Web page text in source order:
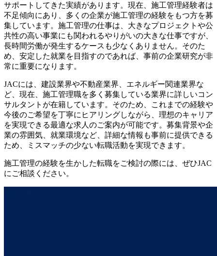
サポートしてきた実績があります。現在、施工管理経験者は
不足傾向にあり、多くの企業が施工管理の経験をもつ方を募
集しています。施工管理の仕事は、大きなプロジェクトや公
共性の高い事業にも関われるやりがいの大きな仕事ですが、
長時間労働が発生するケースも少なくありません。そのた
め、安定した就業を目指すのであれば、事前の企業研究が非
常に重要になります。
JACには、建設業界や不動産業界、エネルギー関連業界な
ど、現在、施工管理職を多く募集している業界に詳しいコン
サルタントが在籍しています。そのため、これまでの経験や
今後のご希望を丁寧にヒアリングしながら、理想のキャリア
を実現できる最適な求人のご案内が可能です。募集背景や企
業の雰囲気、就業環境など、詳細な情報も事前に提供できる
ため、ミスマッチの少ない転職活動を実現できます。
施工管理の経験を生かした転職をご検討の際には、ぜひJAC
にご相談ください。